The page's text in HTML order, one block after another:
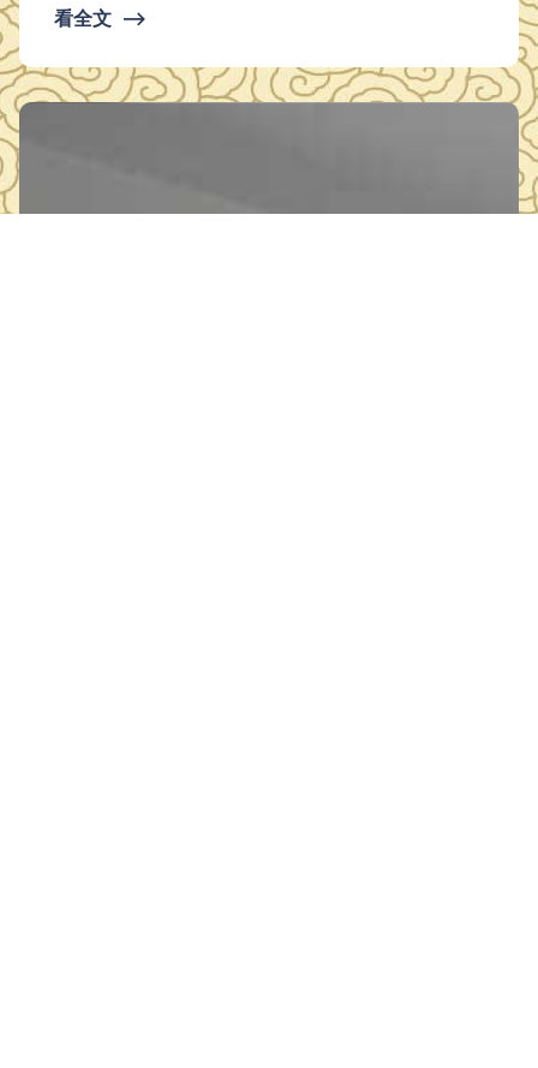
场舞《党旗颂》中正式拉开序幕，舞者们优美的肢体语言，让
代又一代中国人奋勇向前。随后来自荆楚“红色文艺轻骑兵”鄂
看全文 ⟶